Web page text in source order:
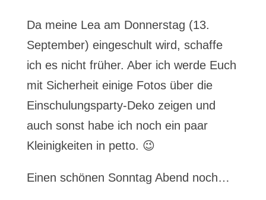
Da meine Lea am Donnerstag (13.
September) eingeschult wird, schaffe
ich es nicht früher. Aber ich werde Euch
mit Sicherheit einige Fotos über die
Einschulungsparty-Deko zeigen und
auch sonst habe ich noch ein paar
Kleinigkeiten in petto. 😉
Einen schönen Sonntag Abend noch…